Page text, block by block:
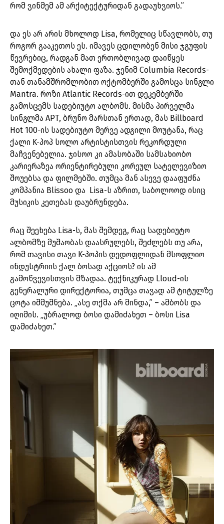
რომ ვინმემ ამ არქიტექტურიდან გადაუხვიოს.”
და ეს არ არის მხოლოდ Lisa, რომელიც სწავლობს, თუ
როგორ გააკეთოს ეს. იმავეს ცდილობენ მისი ჯგუფის
წევრებიც, რადგან მათ ერთობლივად დაიწყეს
შემოქმედების ახალი ფაზა. ჯენიმ Columbia Records-
თან თანამშრომლობით ოქტომბერში გამოსცა სინგლი
Mantra. როზი Atlantic Records-ით დეკემბერში
გამოსცემს სადებიუტო ალბომს. მისმა პირველმა
სინგლმა APT, ბრუნო მარსთან ერთად, მას Billboard
Hot 100-ის სადებიუტო მერვე ადგილი მოუტანა, რაც
ქალი K-პოპ სოლო არტისტისთვის რეკორდული
მაჩვენებელია. ჯისოო კი ამასობაში სამსახიობო
კარიერაზეა ორიენტირებული კორეულ სატელევიზიო
შოუებსა და ფილმებში. თუმცა მან ასევე დააფუძნა
კომპანია Blissoo და Lisa-ს აზრით, საბოლოოდ ისიც
მუსიკის კეთებას დაუბრუნდება.
რაც შეეხება Lisa-ს, მას შემდეგ, რაც სადებიუტო
ალბომზე მუშაობას დაასრულებს, შეძლებს თუ არა,
რომ თავისი თავი K-პოპის დედოფლიდან მსოფლიო
ინდუსტრიის ქალ ბოსად აქციოს? ის ამ
გამოწვევისთვის მზადაა. ტექნიკურად Lloud-ის
გენერალური დირექტორია, თუმცა თავად ამ ტიტულზე
ცოტა იშმუშნება. „ასე თქმა არ მინდა,” – ამბობს და
იღიმის. „უბრალოდ ბოსი დამიძახეთ – ბოსი Lisa
დამიძახეთ.”